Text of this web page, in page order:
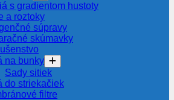
s gradientom hustoty
a roztoky
súpravy
skúmavky
na bunky
Sady sitiek
do striekačiek
filtre